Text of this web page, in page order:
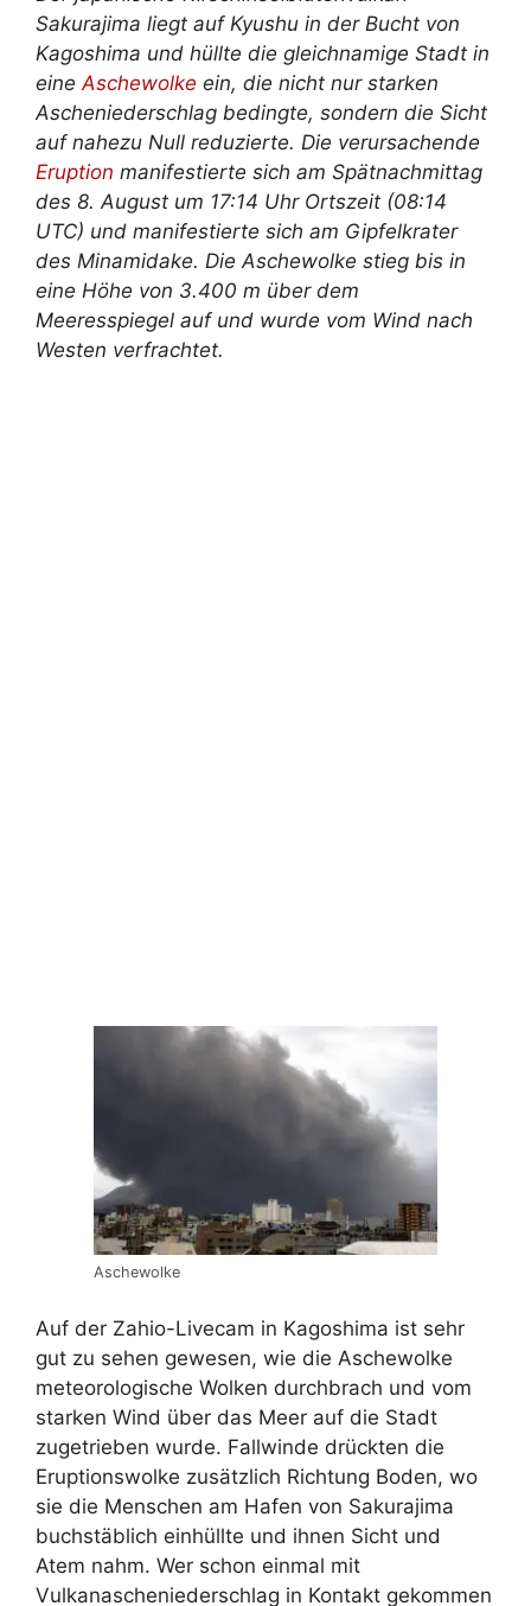
Sakurajima liegt auf Kyushu in der Bucht von
Kagoshima und hüllte die gleichnamige Stadt in
eineAschewolke ein, die nicht nur starken
Ascheniederschlag bedingte, sondern die Sicht
auf nahezu Null reduzierte. Die verursachende
Eruption manifestierte sich am Spätnachmittag
des 8. August um 17:14 Uhr Ortszeit (08:14
UTC) und manifestierte sich am Gipfelkrater
des Minamidake. Die Aschewolke stieg bis in
eine Höhe von 3.400 m über dem
Meeresspiegel auf und wurde vom Wind nach
Westen verfrachtet.
Aschewolke
Auf der Zahio-Livecam in Kagoshima ist sehr
gut zu sehen gewesen, wie die Aschewolke
meteorologische Wolken durchbrach und vom
starken Wind über das Meer auf die Stadt
zugetrieben wurde. Fallwinde drückten die
Eruptionswolke zusätzlich Richtung Boden, wo
sie die Menschen am Hafen von Sakurajima
buchstäblich einhüllte und ihnen Sicht und
Atem nahm. Wer schon einmal mit
Vulkanascheniederschlag in Kontakt gekommen